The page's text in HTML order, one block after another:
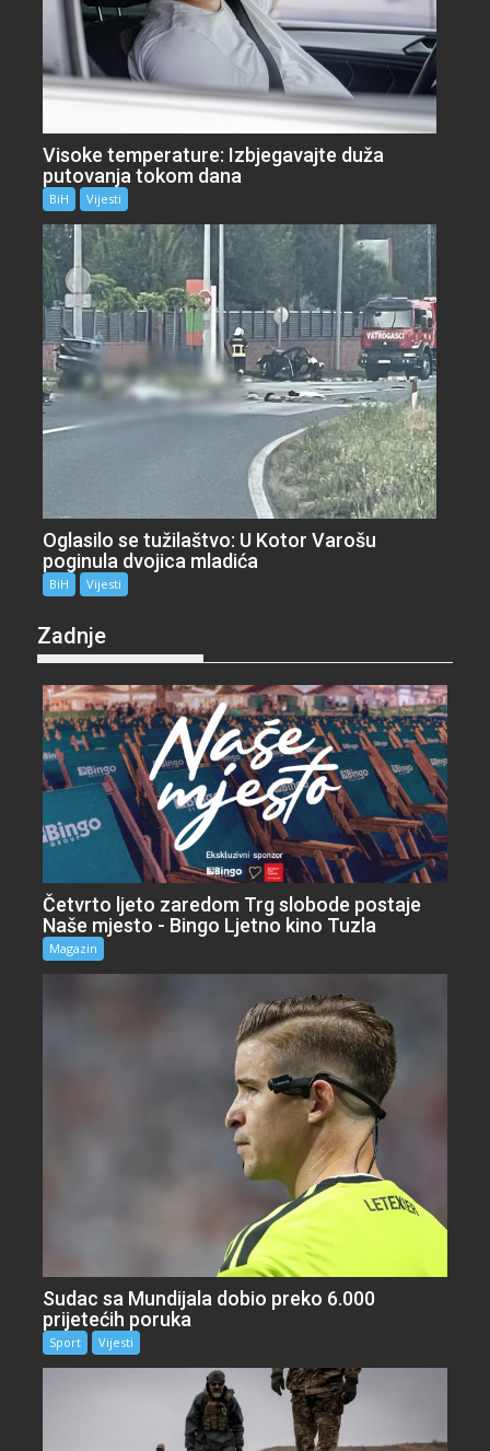
Visoke temperature: Izbjegavajte duža
putovanja tokom dana
BiH Vijesti
Oglasilo se tužilaštvo: U Kotor Varošu
poginula dvojica mladića
BiH Vijesti
Zadnje
Četvrto ljeto zaredom Trg slobode postaje
Naše mjesto - Bingo Ljetno kino Tuzla
Magazin
Sudac sa Mundijala dobio preko 6.000
prijetećih poruka
Sport Vijesti